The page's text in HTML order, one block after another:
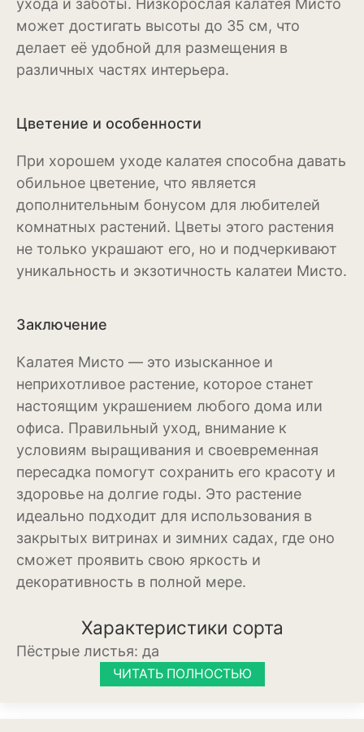
Сирень
Сосна
Тысячелистник
Чубушник (жасмин)
Овощи
Баклажан
Кабачки
Капуста
Капуста кольраби
Картофель
Листовая капуста
Морковь
Патиссоны
Пекинская и китайская
ухода и заботы. Низкорослая калатея Мисто
может достигать высоты до 35 см, что
делает её удобной для размещения в
различных частях интерьера.
Цветение и особенности
При хорошем уходе калатея способна давать
обильное цветение, что является
дополнительным бонусом для любителей
комнатных растений. Цветы этого растения
не только украшают его, но и подчеркивают
уникальность и экзотичность калатеи Мисто.
Заключение
Калатея Мисто — это изысканное и
неприхотливое растение, которое станет
настоящим украшением любого дома или
офиса. Правильный уход, внимание к
условиям выращивания и своевременная
пересадка помогут сохранить его красоту и
здоровье на долгие годы. Это растение
идеально подходит для использования в
закрытых витринах и зимних садах, где оно
сможет проявить свою яркость и
декоративность в полной мере.
Характеристики сорта
Пёстрые листья: да
ЧИТАТЬ ПОЛНОСТЬЮ